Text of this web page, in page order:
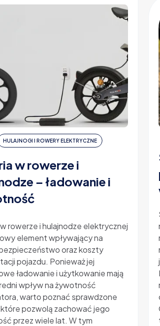
HULAJNOGI I ROWERY ELEKTRYCZNE
w rowerze i
– ładowanie i
rowerze i hulajnodze elektrycznej
element wpływający na
oraz koszty
pojazdu. Ponieważ jej
ładowanie i użytkowanie mają
wpływ na żywotność
warto poznać sprawdzone
które pozwolą zachować jego
przez wiele lat. W tym